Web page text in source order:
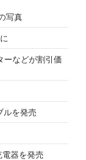
写真
ーなどが割引価
ルを発売
器を発売